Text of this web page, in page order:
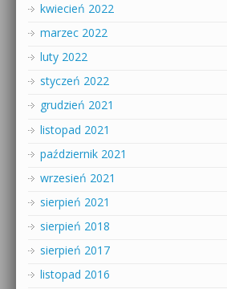
kwiecień 2022
marzec 2022
luty 2022
styczeń 2022
grudzień 2021
listopad 2021
październik 2021
wrzesień 2021
sierpień 2021
sierpień 2018
sierpień 2017
listopad 2016